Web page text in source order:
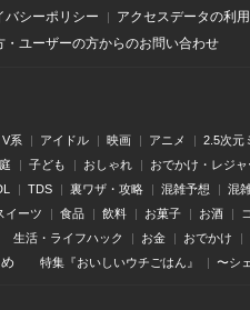
バシーポリシー アクセスデータの利
・ユーザーの方からのお問い合わせ
V系 アイドル 映画 アニメ 2.5次元
子ども おしゃれ おでかけ・レジャ
TDS 裏ワザ・攻略 混雑予想 混
イーツ 食品 飲料 お菓子 お酒
生活・ライフハック お金 おでかけ
特集『おいしいウチごはん』 〜シ